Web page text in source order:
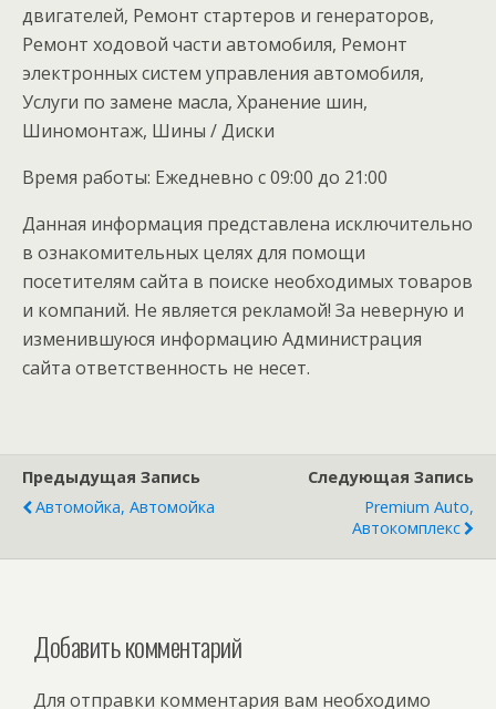
двигателей, Ремонт стартеров и генераторов,
Ремонт ходовой части автомобиля, Ремонт
электронных систем управления автомобиля,
Услуги по замене масла, Хранение шин,
Шиномонтаж, Шины / Диски
Время работы: Ежедневно с 09:00 до 21:00
Данная информация представлена исключительно
в ознакомительных целях для помощи
посетителям сайта в поиске необходимых товаров
и компаний. Не является рекламой! За неверную и
изменившуюся информацию Администрация
сайта ответственность не несет.
Предыдущая Запись
Автомойка, Автомойка
Следующая Запись
Premium Auto,
Автокомплекс
Добавить комментарий
Для отправки комментария вам необходимо